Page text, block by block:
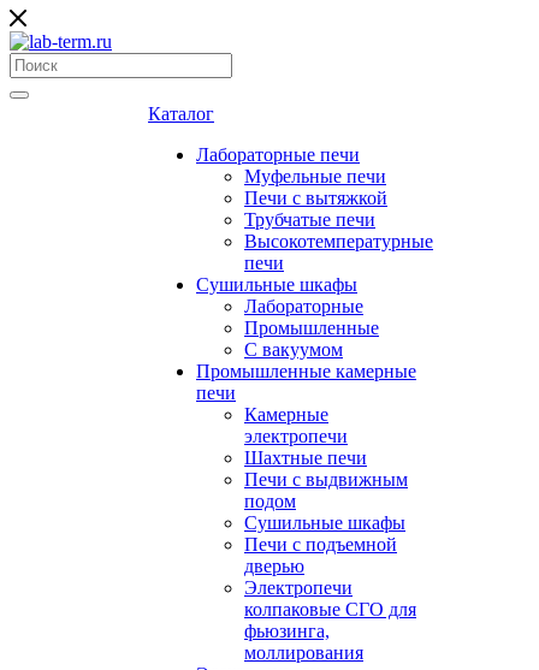
Каталог
Лабораторные печи
Муфельные печи
Печи с вытяжкой
Трубчатые печи
Высокотемпературные
печи
Сушильные шкафы
Лабораторные
Промышленные
С вакуумом
Промышленные камерные
печи
Камерные
электропечи
Шахтные печи
Печи с выдвижным
подом
Сушильные шкафы
Печи с подъемной
дверью
Электропечи
колпаковые СГО для
фьюзинга,
моллирования